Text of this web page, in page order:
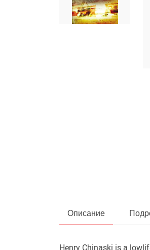
Описание
Henry Chinaski is a